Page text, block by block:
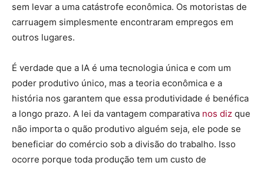
sem levar a uma catástrofe econômica. Os motoristas de
carruagem simplesmente encontraram empregos em
outros lugares.
É verdade que a IA é uma tecnologia única e com um
poder produtivo único, mas a teoria econômica e a
história nos garantem que essa produtividade é benéfica
a longo prazo. A lei da vantagem comparativa nos diz que
não importa o quão produtivo alguém seja, ele pode se
beneficiar do comércio sob a divisão do trabalho. Isso
ocorre porque toda produção tem um custo de